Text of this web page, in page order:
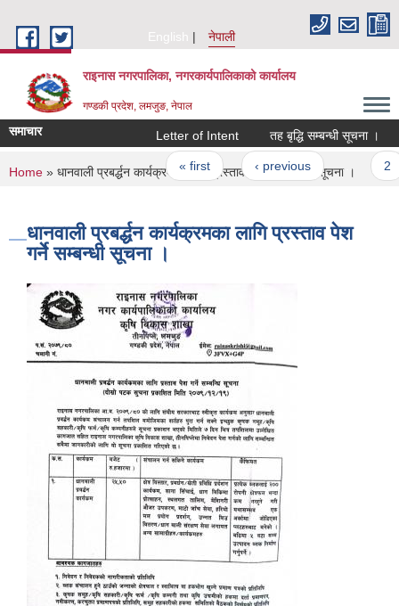
English
नेपाली
राइनास नगरपालिका, नगरकार्यपालिकाको कार्यालय
गण्डकी प्रदेश, लमजुङ, नेपाल
समाचार Letter of Intent तह बृद्धि सम्बन्धी सूचना ।
Pages
« first ‹ previous …
You are here
Home » धानवाली प्रबर्द्धन कार्यक्रमका लागि प्रस्ताव पेश गर्ने सम्बन्धी सूचना ।
धानवाली प्रबर्द्धन कार्यक्रमका लागि प्रस्ताव पेश
गर्ने सम्बन्धी सूचना ।